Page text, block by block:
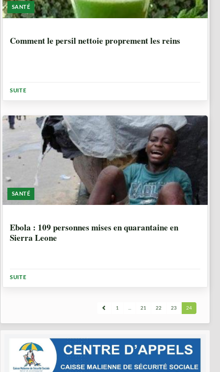
SANTÉ
Comment le persil nettoie proprement les reins
SUITE
SANTÉ
Ebola : 109 personnes mises en quarantaine en
Sierra Leone
SUITE
1 ... 21 22 23 24